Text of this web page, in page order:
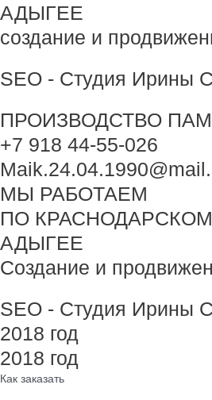
АДЫГЕЕ
создание и
SEO - Студия Ирины
ПРОИЗВОДСТВО
+7 918 44-55-026
МЫ РАБОТАЕМ
ПО
АДЫГЕЕ
Создание и
SEO - Студия Ирины
2018 год
2018 год
Как заказать